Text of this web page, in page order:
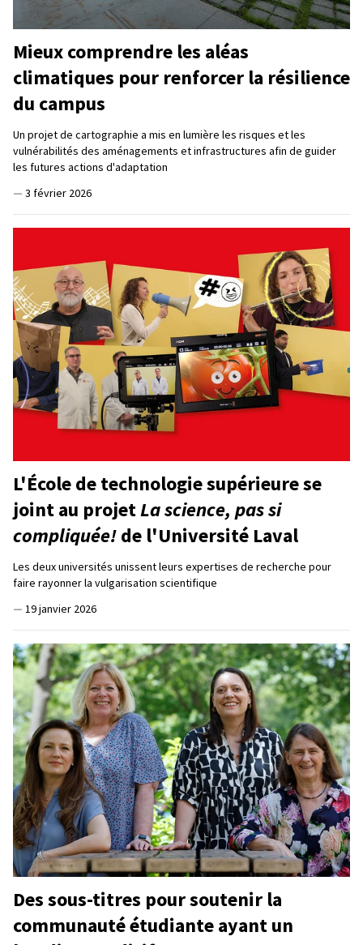
Mieux comprendre les aléas
climatiques pour renforcer la résilience
du campus
Un projet de cartographie a mis en lumière les risques et les
vulnérabilités des aménagements et infrastructures afin de guider
les futures actions d'adaptation
— 3 février 2026
L'École de technologie supérieure se
joint au projetLa science, pas si
compliquée!de l'Université Laval
Les deux universités unissent leurs expertises de recherche pour
faire rayonner la vulgarisation scientifique
— 19 janvier 2026
Des sous-titres pour soutenir la
communauté étudiante ayant un